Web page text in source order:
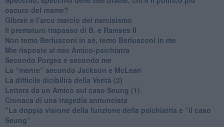
oscuro del reame?
​Gibran e l’arco marcio del narcisismo
​Il prematuro trapasso di B. e Ramses II
​Non temo Berlusconi in sé, temo Berlusconi in me
​Mie risposte al mio Amico-psichiatra
​Secondo Porges e secondo me
​La “mente” secondo Jackson e McLean
La difficile dicibilità della Verità (2)
​Lettera da un Amico sul caso Seung (1)
​Cronaca di una tragedia annunciata
"​La doppia visione della funzione della psichiatria e “il caso
Seung”